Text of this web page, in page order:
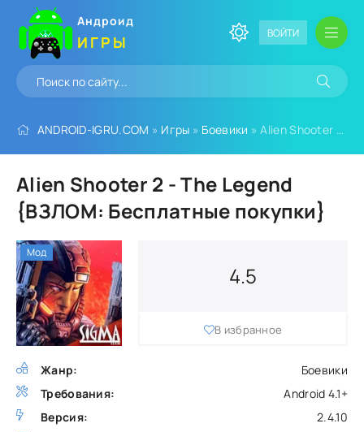
Андроид
ИГРЫ ВОЙТИ
ANDROID-IGRU.COM » Игры » Боевики » Alien Shooter 2 - The Legend {ВЗЛОМ: Бесплатные покупки}
Alien Shooter 2 - The Legend
{ВЗЛОМ: Бесплатные покупки}
Жанр:
Боевики
Требования:
Android 4.1+
Версия:
2.4.10
4.5
В избранное
Мод